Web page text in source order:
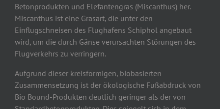
Betonprodukten und Elefantengras (Miscanthus) her.
Miscanthus ist eine Grasart, die unter den
Einflugschneisen des Flughafens Schiphol angebaut
wird, um die durch Gänse verursachten Störungen des
Flugverkehrs zu verringern.
Aufgrund dieser kreisförmigen, biobasierten
Zusammensetzung ist der ökologische Fußabdruck von
Bio Bound-Produkten deutlich geringer als der von